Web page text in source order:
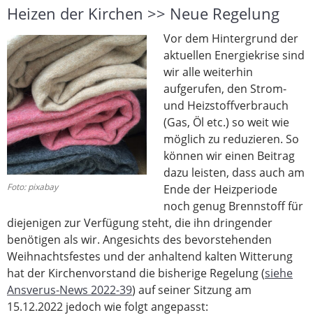
Heizen der Kirchen >> Neue Regelung
Foto: pixabay
Vor dem Hintergrund der
aktuellen Energiekrise sind
wir alle weiterhin
aufgerufen, den Strom-
und Heizstoffverbrauch
(Gas, Öl etc.) so weit wie
möglich zu reduzieren. So
können wir einen Beitrag
dazu leisten, dass auch am
Ende der Heizperiode
noch genug Brennstoff für
diejenigen zur Verfügung steht, die ihn dringender
benötigen als wir. Angesichts des bevorstehenden
Weihnachtsfestes und der anhaltend kalten Witterung
hat der Kirchenvorstand die bisherige Regelung (siehe
Ansverus-News 2022-39) auf seiner Sitzung am
15.12.2022 jedoch wie folgt angepasst: